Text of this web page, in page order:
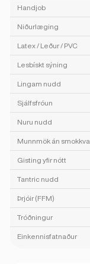
Handjob
Niðurlæging
Latex / Leður / PVC
Lesbískt sýning
Lingam nudd
Sjálfsfróun
Nuru nudd
Munnmök án smokkva
Gisting yfir nótt
Tantric nudd
Þrjóir (FFM)
Tróðningur
Einkennisfatnaður